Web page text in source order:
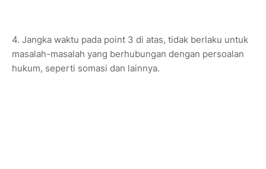
4. Jangka waktu pada point 3 di atas, tidak berlaku untuk
masalah-masalah yang berhubungan dengan persoalan
hukum, seperti somasi dan lainnya.